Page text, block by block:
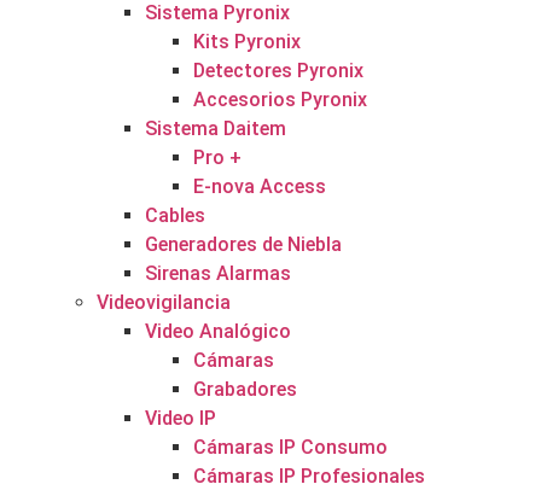
Sistema Pyronix
Kits Pyronix
Detectores Pyronix
Accesorios Pyronix
Sistema Daitem
Pro +
E-nova Access
Cables
Generadores de Niebla
Sirenas Alarmas
Videovigilancia
Video Analógico
Cámaras
Grabadores
Video IP
Cámaras IP Consumo
Cámaras IP Profesionales